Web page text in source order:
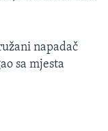
napadač
sa mjesta